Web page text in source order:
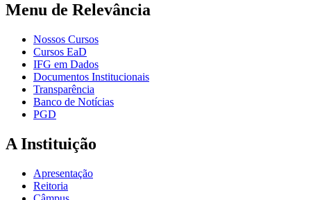
Menu de Relevância
Nossos Cursos
Cursos EaD
IFG em Dados
Documentos Institucionais
Transparência
Banco de Notícias
PGD
A Instituição
Apresentação
Reitoria